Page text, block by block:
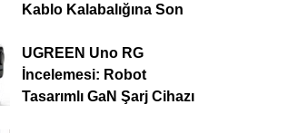
Kablo Kalabalığına Son
UGREEN Uno RG
İncelemesi: Robot
Tasarımlı GaN Şarj Cihazı